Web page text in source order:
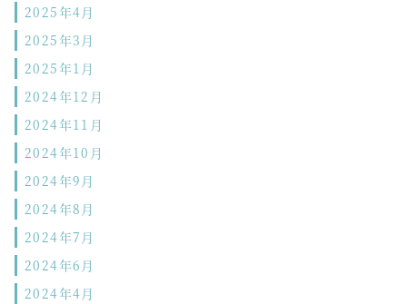
2025年4月
2025年3月
2025年1月
2024年12月
2024年11月
2024年10月
2024年9月
2024年8月
2024年7月
2024年6月
2024年4月